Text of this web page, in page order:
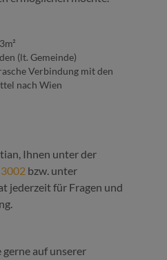
(lt. Gemeinde)
Verbindung mit den
nach Wien
Ihnen unter der
bzw. unter
jederzeit für Fragen und
auf unserer